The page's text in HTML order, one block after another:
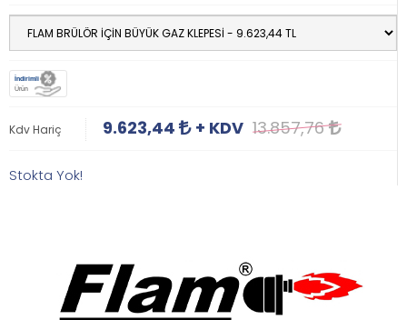
İndirimli
Ürün
Kdv Hariç 9.623,44 + KDV 13.857,76
Stokta Yok!